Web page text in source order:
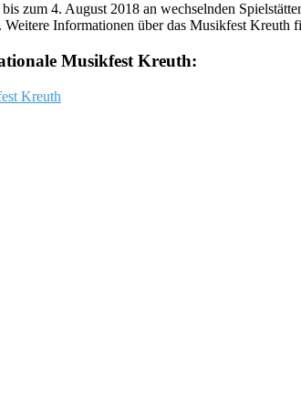
zum 4. August 2018 an wechselnden
. Weitere Informationen über das Musikfest Kreuth
Musikfest Kreuth:
Kreuth